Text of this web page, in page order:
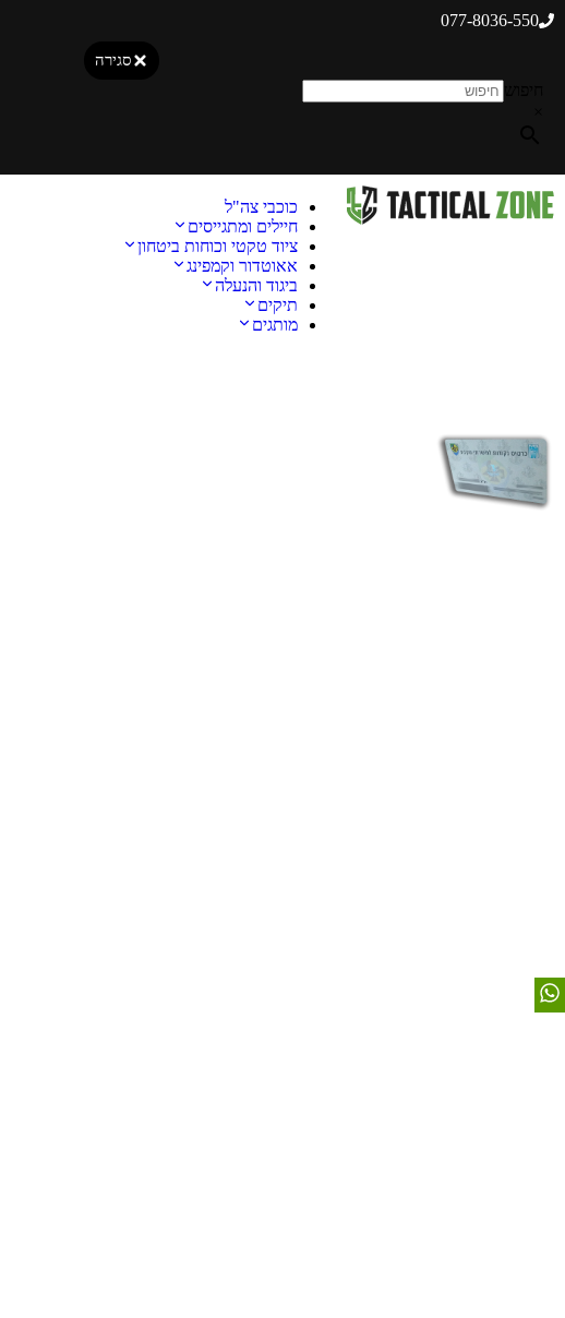
077-8036-550
סגירה
כוכבי צה"ל
חיילים ומתגייסים
ציוד טקטי וכוחות ביטחון
אאוטדור וקמפינג
ביגוד והנעלה
תיקים
מותגים